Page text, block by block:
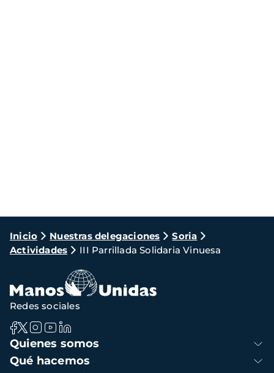
Ruta
de
navegación
Inicio Nuestras delegaciones
Soria
Actividades
III Parrillada Solidaria Vinuesa
Navegación
principal
Quienes somos
Qué hacemos
Redes sociales